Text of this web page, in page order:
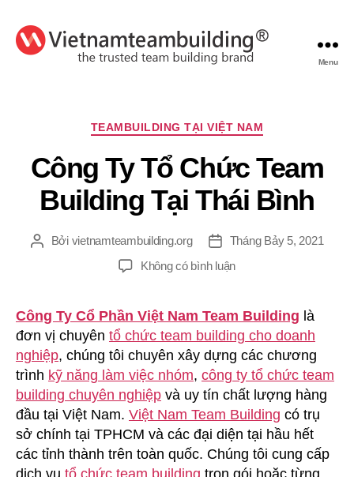
Menu
Chuyên
TEAMBUILDING TẠI VIỆT NAM
Công Ty Tổ Chức Team
Building Tại Thái Bình
TácBởi vietnamteambuilding.org
Ngày
đăng
Tháng Bảy 5, 2021
Không có bình luậnở
Tổ
Chức
Team
Building
Tại
Thái
Bình
Công Ty Cổ Phần Việt Nam Team Building là
đơn vị chuyên tổ chức team building cho doanh
nghiệp, chúng tôi chuyên xây dựng các chương
trình kỹ năng làm việc nhóm, công ty tổ chức team
building chuyên nghiệp và uy tín chất lượng hàng
đầu tại Việt Nam. Việt Nam Team Building có trụ
sở chính tại TPHCM và các đại diện tại hầu hết
các tỉnh thành trên toàn quốc. Chúng tôi cung cấp
dịch vụ tổ chức team building trọn gói hoặc từng